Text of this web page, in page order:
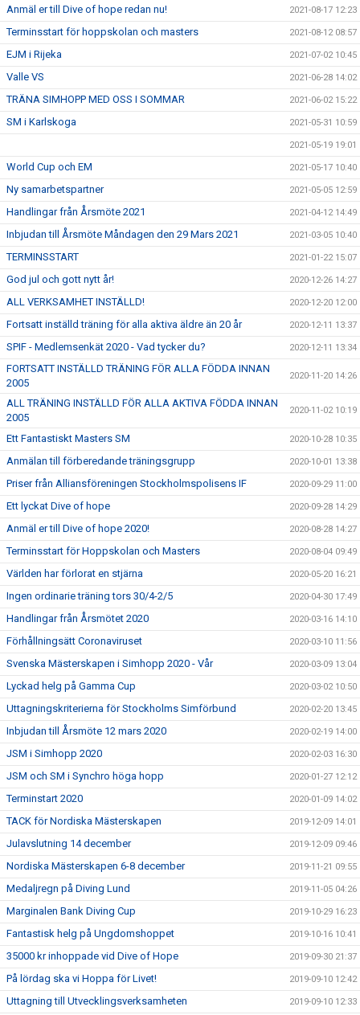
Anmäl er till Dive of hope redan nu! 2021-08-17 12:23
Terminsstart för hoppskolan och masters 2021-08-12 08:57
EJM i Rijeka 2021-07-02 10:45
Valle VS 2021-06-28 14:02
TRÄNA SIMHOPP MED OSS I SOMMAR 2021-06-02 15:22
SM i Karlskoga 2021-05-31 10:59
2021-05-19 19:01
World Cup och EM 2021-05-17 10:40
Ny samarbetspartner 2021-05-05 12:59
Handlingar från Årsmöte 2021 2021-04-12 14:49
Inbjudan till Årsmöte Måndagen den 29 Mars 2021 2021-03-05 10:40
TERMINSSTART 2021-01-22 15:07
God jul och gott nytt år! 2020-12-26 14:27
ALL VERKSAMHET INSTÄLLD! 2020-12-20 12:00
Fortsatt inställd träning för alla aktiva äldre än 20 år 2020-12-11 13:37
SPIF - Medlemsenkät 2020 - Vad tycker du? 2020-12-11 13:34
FORTSATT INSTÄLLD TRÄNING FÖR ALLA FÖDDA INNAN
2005
2020-11-20 14:26
ALL TRÄNING INSTÄLLD FÖR ALLA AKTIVA FÖDDA INNAN
2005
2020-11-02 10:19
Ett Fantastiskt Masters SM 2020-10-28 10:35
Anmälan till förberedande träningsgrupp 2020-10-01 13:38
Priser från Alliansföreningen Stockholmspolisens IF 2020-09-29 11:00
Ett lyckat Dive of hope 2020-09-28 14:29
Anmäl er till Dive of hope 2020! 2020-08-28 14:27
Terminsstart för Hoppskolan och Masters 2020-08-04 09:49
Världen har förlorat en stjärna 2020-05-20 16:21
Ingen ordinarie träning tors 30/4-2/5 2020-04-30 17:49
Handlingar från Årsmötet 2020 2020-03-16 14:10
Förhållningsätt Coronaviruset 2020-03-10 11:56
Svenska Mästerskapen i Simhopp 2020 - Vår 2020-03-09 13:04
Lyckad helg på Gamma Cup 2020-03-02 10:50
Uttagningskriterierna för Stockholms Simförbund 2020-02-20 13:45
Inbjudan till Årsmöte 12 mars 2020 2020-02-19 14:00
JSM i Simhopp 2020 2020-02-03 16:30
JSM och SM i Synchro höga hopp 2020-01-27 12:12
Terminstart 2020 2020-01-09 14:02
TACK för Nordiska Mästerskapen 2019-12-09 14:01
Julavslutning 14 december 2019-12-09 09:46
Nordiska Mästerskapen 6-8 december 2019-11-21 09:55
Medaljregn på Diving Lund 2019-11-05 04:26
Marginalen Bank Diving Cup 2019-10-29 16:23
Fantastisk helg på Ungdomshoppet 2019-10-16 10:41
35000 kr inhoppade vid Dive of Hope 2019-09-30 21:37
På lördag ska vi Hoppa för Livet! 2019-09-10 12:42
Uttagning till Utvecklingsverksamheten 2019-09-10 12:33